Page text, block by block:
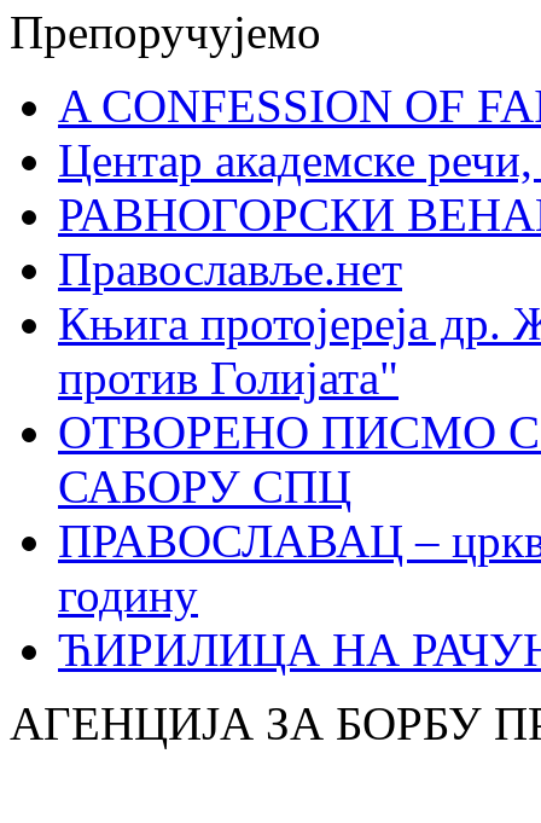
Препоручујемо
A CONFESSION OF
Центар академске
РАВНОГОРСКИ
Православље.нет
Књига протојереја др.
против Голијата"
ОТВОРЕНО ПИСМО
САБОРУ СПЦ
ПРАВОСЛАВАЦ –
годину
ЋИРИЛИЦА НА
АГЕНЦИЈА ЗА БОРБУ